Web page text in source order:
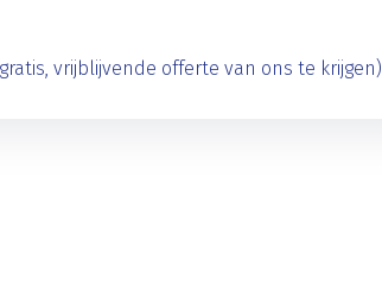
vrijblijvende offerte van ons te krijgen)